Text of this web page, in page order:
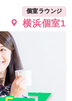
個室ラウンジ
横浜個室1